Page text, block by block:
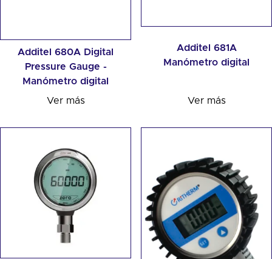
Additel 680A Digital
Pressure Gauge -
Manómetro digital
Ver más
Additel 681A
Manómetro digital
Ver más